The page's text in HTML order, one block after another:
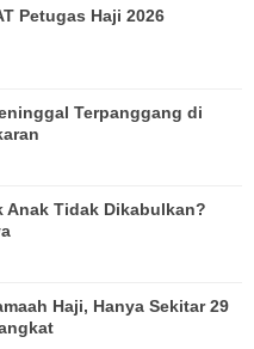
Petugas Haji 2026
Terpanggang di
Anak Tidak Dikabulkan?
Haji, Hanya Sekitar 29